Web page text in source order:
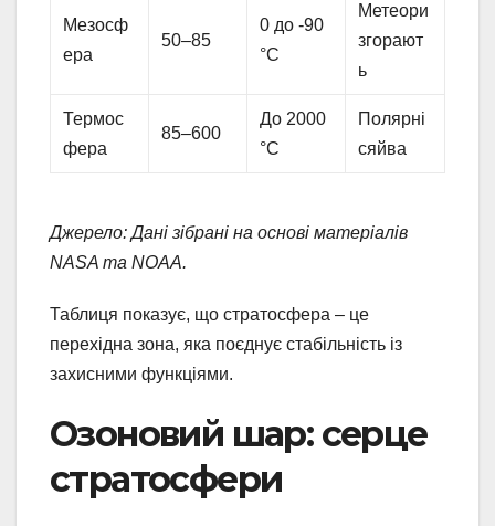
Мезосф
ера
50–85
0 до -90
°C
Метеори
згорают
ь
Термос
фера
85–600
До 2000
°C
Полярні
сяйва
Джерело: Дані зібрані на основі матеріалів
NASA та NOAA.
Таблиця показує, що стратосфера – це
перехідна зона, яка поєднує стабільність із
захисними функціями.
Озоновий шар: серце
стратосфери